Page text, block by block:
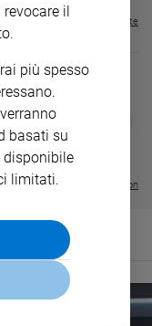
Visualizza tutte le riviste
27
Visualizza tutte le collection
il
più spesso
basati su
disponibile
limitati.